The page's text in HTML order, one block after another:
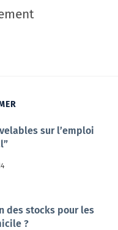
sur l’emploi
des stocks pour les
?